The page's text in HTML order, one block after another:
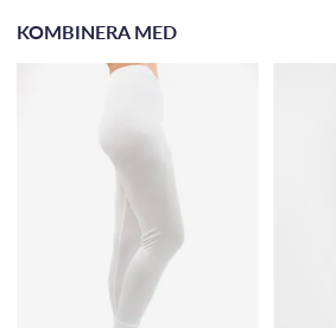
KOMBINERA MED